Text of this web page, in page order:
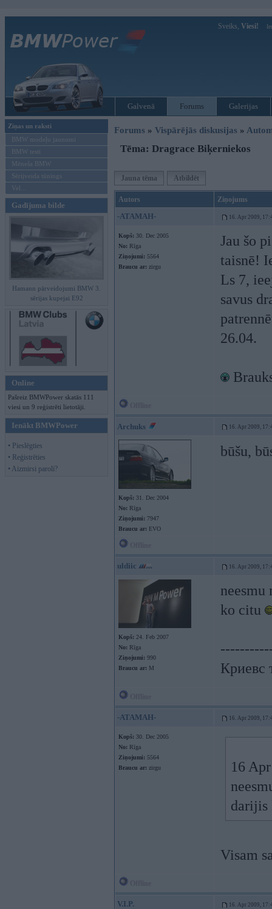
Sveiks, Viesi!
Galvenā Forums Galerijas
Ziņas un raksti
BMW modeļu jaunumi
BMW testi
Mēneša BMW
Sērijveida tūnings
Vel...
Gadījuma bilde
Hamann pārveidojumi BMW 3.
sērijas kupejai E92
Online
Pašreiz BMWPower skatās 111
viesi un 9 reģistrēti lietotāji.
Ienākt BMWPower
• Pieslēgties
• Reģistrēties
• Aizmirsi paroli?
Forums » Vispārējās diskusijas »
Tēma: Dragrace Biķerniekos
Jauna tēma Atbildēt
Autors Ziņojums
-ATAMAH- 16. Apr 2009,
Kopš: 30. Dec 2005
No: Rīga
Ziņojumi: 5564
Braucu ar: zirgu
Jau šo
taisnē!
Ls 7,
savus
26.04.
Archuks 16. Apr 2009,
Kopš: 31. Dec 2004
No: Rīga
Ziņojumi: 7947
Braucu ar: EVO
būšu,
uldiic 16. Apr 2009,
Kopš: 24. Feb 2007
No: Rīga
Ziņojumi: 990
Braucu ar: M
neesmu
ko citu
Криевс
-ATAMAH- 16. Apr 2009,
Kopš: 30. Dec 2005
No: Rīga
Ziņojumi: 5564
Braucu ar: zirgu
16
Visam
V.I.P. 16. Apr 2009,